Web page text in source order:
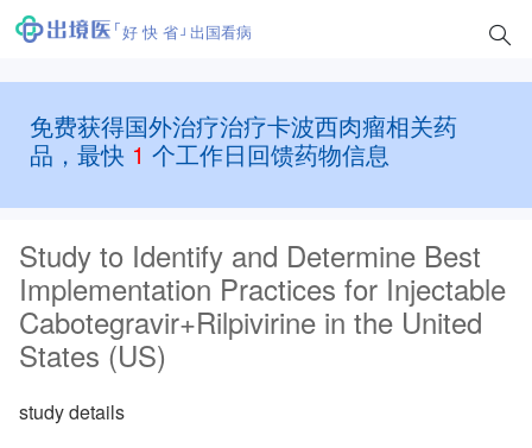
好 快 省 出国看病
免费获得国外治疗治疗卡波西肉瘤相关药
品，最快 1 个工作日回馈药物信息
Study to Identify and Determine Best
Implementation Practices for Injectable
Cabotegravir+Rilpivirine in the United
States (US)
study details